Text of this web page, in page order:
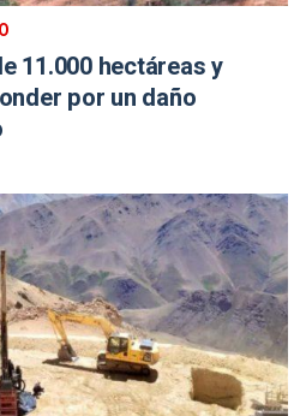
11.000 hectáreas y
por un daño